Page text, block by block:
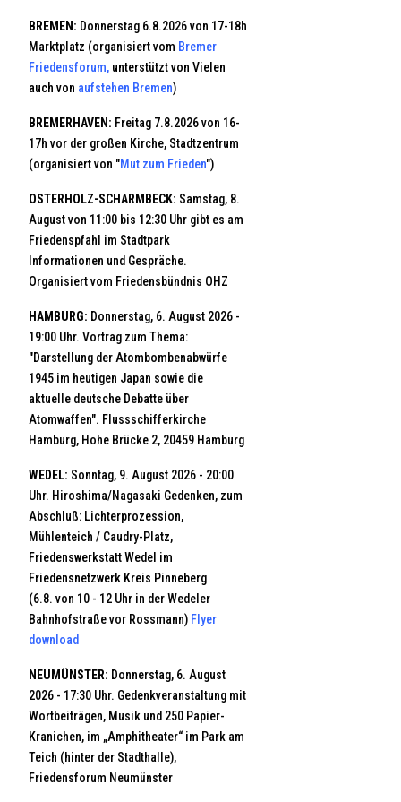
BREMEN: Donnerstag 6.8.2026 von 17-18h
Marktplatz (organisiert vom Bremer
Friedensforum, unterstützt von Vielen
auch von aufstehen Bremen)
BREMERHAVEN: Freitag 7.8.2026 von 16-
17h vor der großen Kirche, Stadtzentrum
(organisiert von "Mut zum Frieden")
OSTERHOLZ-SCHARMBECK: Samstag, 8.
August von 11:00 bis 12:30 Uhr gibt es am
Friedenspfahl im Stadtpark
Informationen und Gespräche.
Organisiert vom Friedensbündnis OHZ
HAMBURG: Donnerstag, 6. August 2026 -
19:00 Uhr. Vortrag zum Thema:
"Darstellung der Atombombenabwürfe
1945 im heutigen Japan sowie die
aktuelle deutsche Debatte über
Atomwaffen". Flussschifferkirche
Hamburg, Hohe Brücke 2, 20459 Hamburg
WEDEL: Sonntag, 9. August 2026 - 20:00
Uhr. Hiroshima/Nagasaki Gedenken, zum
Abschluß: Lichterprozession,
Mühlenteich / Caudry-Platz,
Friedenswerkstatt Wedel im
Friedensnetzwerk Kreis Pinneberg
(6.8. von 10 - 12 Uhr in der Wedeler
Bahnhofstraße vor Rossmann) Flyer
download
NEUMÜNSTER: Donnerstag, 6. August
2026 - 17:30 Uhr. Gedenkveranstaltung mit
Wortbeiträgen, Musik und 250 Papier-
Kranichen, im „Amphitheater“ im Park am
Teich (hinter der Stadthalle),
Friedensforum Neumünster